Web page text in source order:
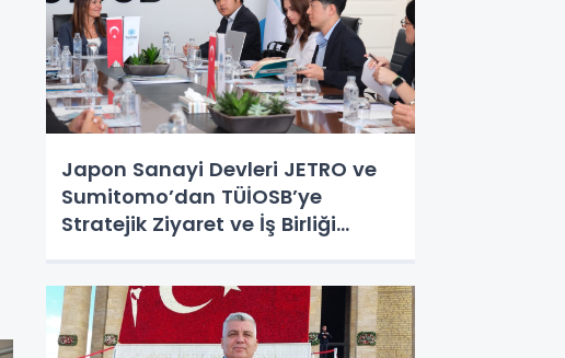
Japon Sanayi Devleri JETRO ve
Sumitomo’dan TÜİOSB’ye
Stratejik Ziyaret ve İş Birliği